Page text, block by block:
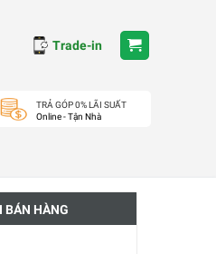
Trade-in
TRẢ GÓP 0% LÃI SUẤT
Online - Tận Nhà
BÁN HÀNG